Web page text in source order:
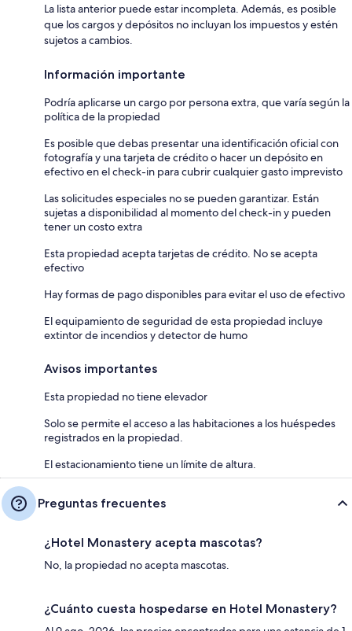
La lista anterior puede estar incompleta. Además, es posible
que los cargos y depósitos no incluyan los impuestos y estén
sujetos a cambios.
Información importante
Podría aplicarse un cargo por persona extra, que varía según la
política de la propiedad
Es posible que debas presentar una identificación oficial con
fotografía y una tarjeta de crédito o hacer un depósito en
efectivo en el check-in para cubrir cualquier gasto imprevisto
Las solicitudes especiales no se pueden garantizar. Están
sujetas a disponibilidad al momento del check-in y pueden
tener un costo extra
Esta propiedad acepta tarjetas de crédito. No se acepta
efectivo
Hay formas de pago disponibles para evitar el uso de efectivo
El equipamiento de seguridad de esta propiedad incluye
extintor de incendios y detector de humo
Avisos importantes
Esta propiedad no tiene elevador
Solo se permite el acceso a las habitaciones a los huéspedes
registrados en la propiedad.
El estacionamiento tiene un límite de altura.
Preguntas frecuentes
¿Hotel Monastery acepta mascotas?
No, la propiedad no acepta mascotas.
¿Cuánto cuesta hospedarse en Hotel Monastery?